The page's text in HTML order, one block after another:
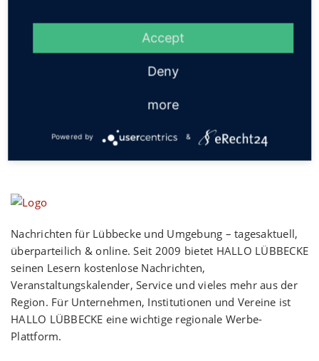
Social
Nachrichten für Lübbecke und Umgebung – tagesaktuell,
überparteilich & online. Seit 2009 bietet HALLO LÜBBECKE
seinen Lesern kostenlose Nachrichten,
Veranstaltungskalender, Service und vieles mehr aus der
Region. Für Unternehmen, Institutionen und Vereine ist
HALLO LÜBBECKE eine wichtige regionale Werbe-
Plattform.
Accept
Deny
more
Powered by &